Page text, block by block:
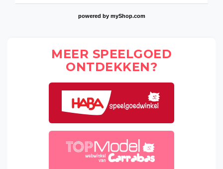
powered by myShop.com
MEER SPEELGOED
ONTDEKKEN?